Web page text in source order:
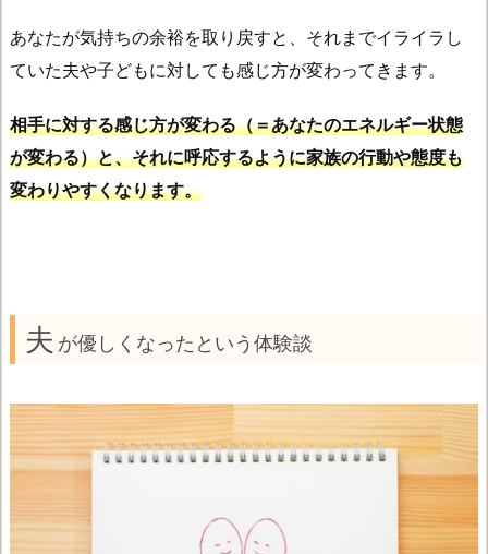
あなたが気持ちの余裕を取り戻すと、それまでイライラし
ていた夫や子どもに対しても感じ方が変わってきます。
相手に対する感じ方が変わる（＝あなたのエネルギー状態
が変わる）と、それに呼応するように家族の行動や態度も
変わりやすくなります。
夫 が優しくなったという体験談